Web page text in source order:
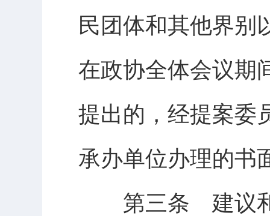
民团体和其他界别
在政协全体会议期
提出的，经提案委
承办单位办理的书
第三条 建议和